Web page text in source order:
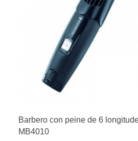
Barbero con peine de 6
MB4010